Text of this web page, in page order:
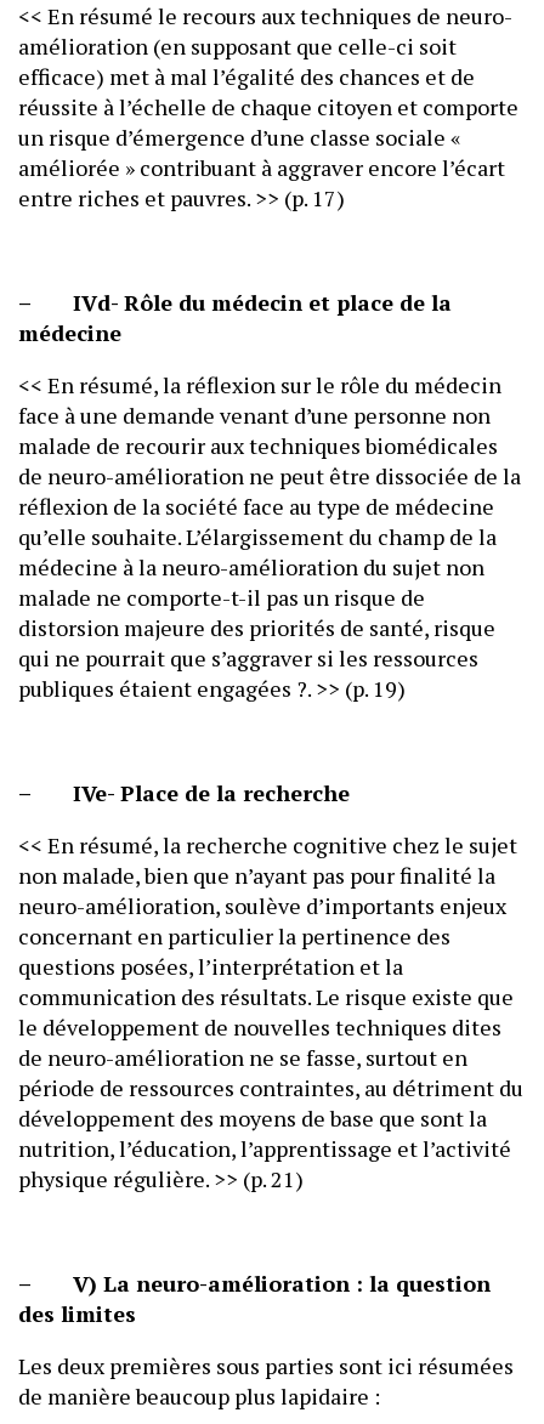
<< En résumé le recours aux techniques de neuro-
amélioration (en supposant que celle-ci soit
efficace) met à mal l’égalité des chances et de
réussite à l’échelle de chaque citoyen et comporte
un risque d’émergence d’une classe sociale «
améliorée » contribuant à aggraver encore l’écart
entre riches et pauvres. >> (p. 17)
– IVd- Rôle du médecin et place de la
médecine
<< En résumé, la réflexion sur le rôle du médecin
face à une demande venant d’une personne non
malade de recourir aux techniques biomédicales
de neuro-amélioration ne peut être dissociée de la
réflexion de la société face au type de médecine
qu’elle souhaite. L’élargissement du champ de la
médecine à la neuro-amélioration du sujet non
malade ne comporte-t-il pas un risque de
distorsion majeure des priorités de santé, risque
qui ne pourrait que s’aggraver si les ressources
publiques étaient engagées ?. >> (p. 19)
– IVe- Place de la recherche
<< En résumé, la recherche cognitive chez le sujet
non malade, bien que n’ayant pas pour finalité la
neuro-amélioration, soulève d’importants enjeux
concernant en particulier la pertinence des
questions posées, l’interprétation et la
communication des résultats. Le risque existe que
le développement de nouvelles techniques dites
de neuro-amélioration ne se fasse, surtout en
période de ressources contraintes, au détriment du
développement des moyens de base que sont la
nutrition, l’éducation, l’apprentissage et l’activité
physique régulière. >> (p. 21)
– V) La neuro-amélioration : la question
des limites
Les deux premières sous parties sont ici résumées
de manière beaucoup plus lapidaire :